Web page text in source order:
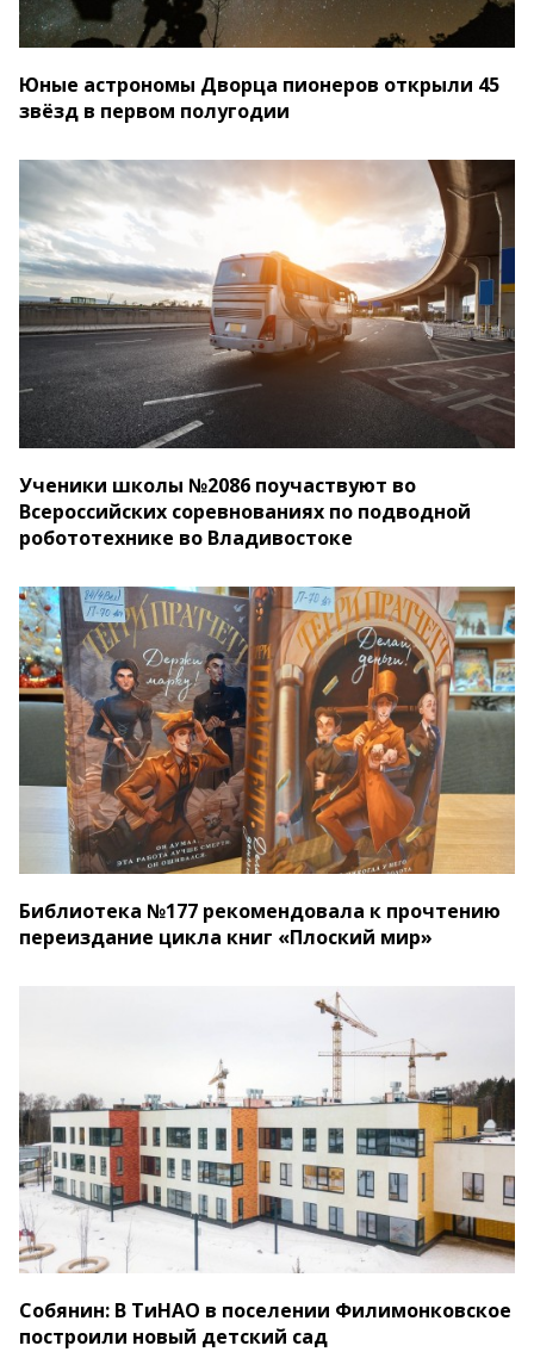
Юные астрономы Дворца пионеров открыли 45
звёзд в первом полугодии
Ученики школы №2086 поучаствуют во
Всероссийских соревнованиях по подводной
робототехнике во Владивостоке
Библиотека №177 рекомендовала к прочтению
переиздание цикла книг «Плоский мир»
Собянин: В ТиНАО в поселении Филимонковское
построили новый детский сад